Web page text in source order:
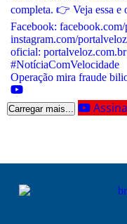
Operação mira fraude
Carregar mais...